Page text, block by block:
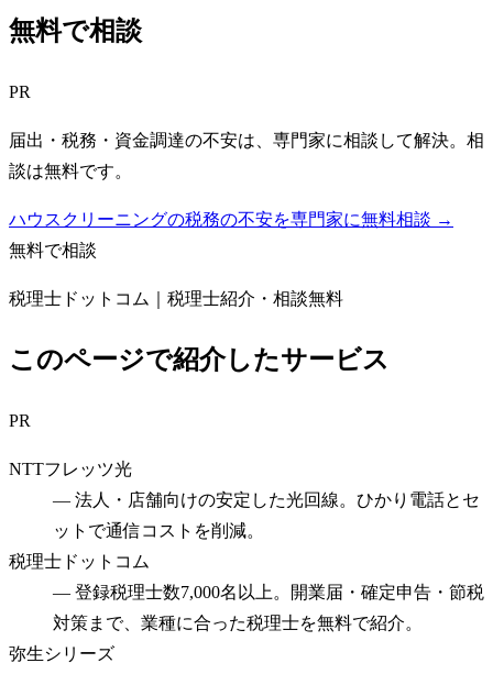
無料で相談
PR
届出・税務・資金調達の不安は、専門家に相談して解決。相
談は無料です。
ハウスクリーニングの税務の不安を専門家に無料相談 →
無料で相談
税理士ドットコム｜税理士紹介・相談無料
このページで紹介したサービス
PR
NTTフレッツ光
— 法人・店舗向けの安定した光回線。ひかり電話とセ
ットで通信コストを削減。
税理士ドットコム
— 登録税理士数7,000名以上。開業届・確定申告・節税
対策まで、業種に合った税理士を無料で紹介。
弥生シリーズ